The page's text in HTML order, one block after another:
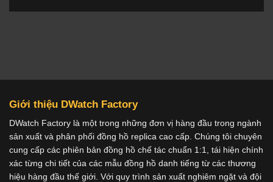
Giới thiệu DWatch Factory
DWatch Factory là một trong những đơn vị hàng đầu trong ngành
sản xuất và phân phối đồng hồ replica cao cấp. Chúng tôi chuyên
cung cấp các phiên bản đồng hồ chế tác chuẩn 1:1, tái hiện chính
xác từng chi tiết của các mẫu đồng hồ danh tiếng từ các thương
hiệu hàng đầu thế giới. Với quy trình sản xuất nghiêm ngặt và đội